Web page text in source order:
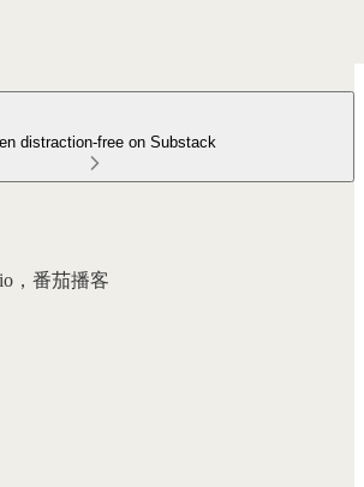
distraction-free on Substack
，番茄播客